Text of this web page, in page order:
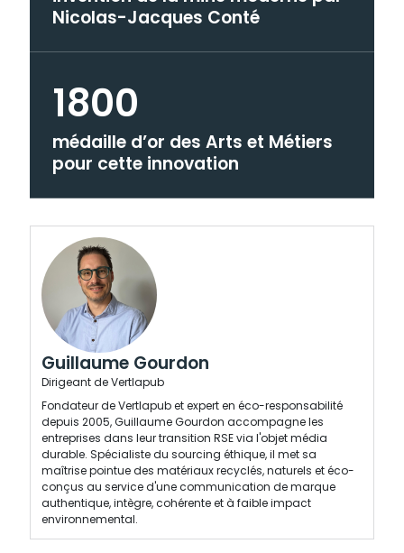
Nicolas-Jacques Conté
1800
médaille d’or des Arts et Métiers
pour cette innovation
Guillaume Gourdon
Dirigeant de Vertlapub
Fondateur de Vertlapub et expert en éco-responsabilité
depuis 2005, Guillaume Gourdon accompagne les
entreprises dans leur transition RSE via l'objet média
durable. Spécialiste du sourcing éthique, il met sa
maîtrise pointue des matériaux recyclés, naturels et éco-
conçus au service d'une communication de marque
authentique, intègre, cohérente et à faible impact
environnemental.